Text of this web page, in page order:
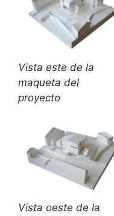
Vista este de la
maqueta del
proyecto
Vista oeste de la